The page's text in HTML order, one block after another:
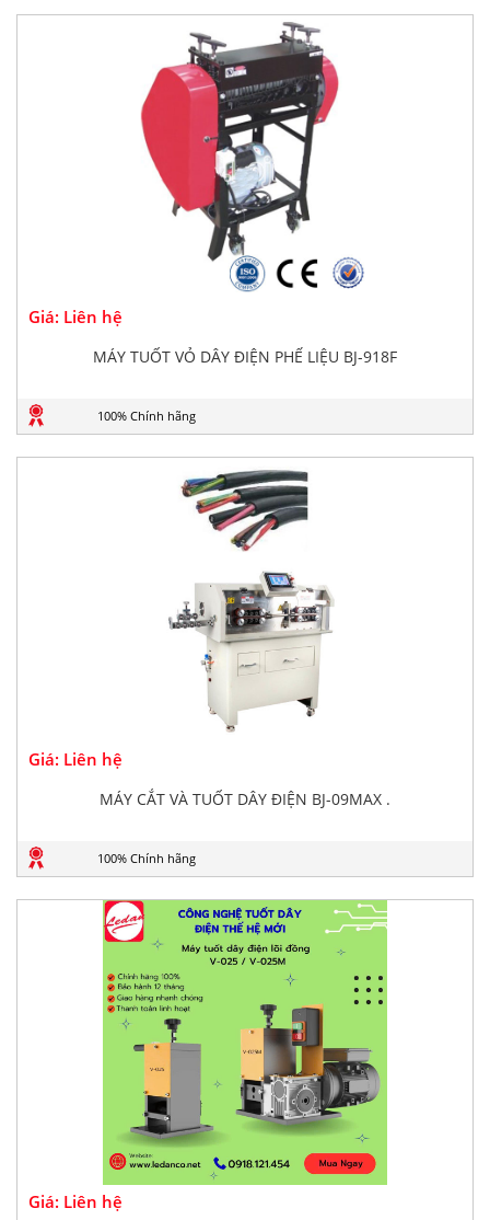
Giá: Liên hệ
MÁY TUỐT VỎ DÂY ĐIỆN PHẾ LIỆU BJ-918F
100% Chính hãng
Giá: Liên hệ
MÁY CẮT VÀ TUỐT DÂY ĐIỆN BJ-09MAX .
100% Chính hãng
Giá: Liên hệ